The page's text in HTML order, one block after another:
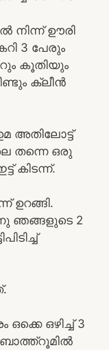
നിന്ന് ഊരി
3 പേരും
കൂതിയും
ക്ലീൻ
അതിലോട്ട്
തന്നെ ഒരു
കിടന്ന്.
ഉറങ്ങി.
ഞങ്ങളുടെ 2
ഒക്കെ ഒഴിച്ച് 3
ബാത്ത്റൂമിൽ